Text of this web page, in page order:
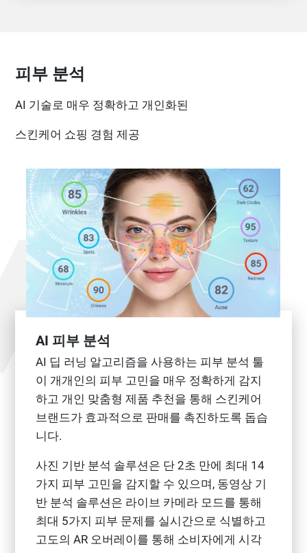
피부 분석
AI 기술로 매우 정확하고 개인화된
스킨케어 쇼핑 경험 제공
AI 피부 분석
AI 딥 러닝 알고리즘을 사용하는 피부 분석 툴
이 개개인의 피부 고민을 매우 정확하게 감지
하고 개인 맞춤형 제품 추천을 통해 스킨케어
브랜드가 효과적으로 판매를 촉진하도록 돕습
니다.
사진 기반 분석 솔루션은 단 2초 만에 최대 14
가지 피부 고민을 감지할 수 있으며, 동영상 기
반 분석 솔루션은 라이브 카메라 모드를 통해
최대 5가지 피부 문제를 실시간으로 식별하고
고도의 AR 오버레이를 통해 소비자에게 시각